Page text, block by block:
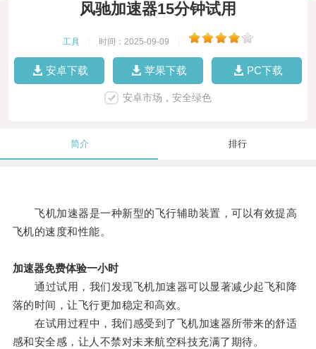
风驰加速器15分钟试用
工具 时间：2025-09-09
安卓下载 苹果下载 PC下载
安卓市场，安全绿色
简介 排行
飞机加速器是一种新型的飞行辅助装置，可以有效提高
飞机的速度和性能。
加速器免费体验一小时
通过试用，我们发现飞机加速器可以显著减少起飞和降
落的时间，让飞行更加稳定和高效。
在试用过程中，我们感受到了飞机加速器所带来的舒适
感和安全感，让人不禁对未来航空科技充满了期待。